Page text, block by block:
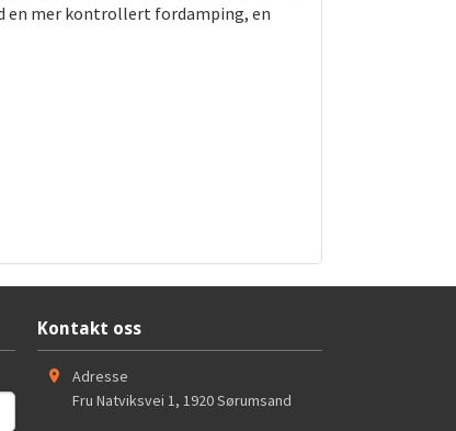
en mer kontrollert fordamping, en
Kontakt oss
Adresse
Fru Natviksvei 1, 1920Sørumsand